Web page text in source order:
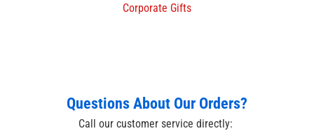
Corporate Gifts
Questions About Our Orders?
Call our customer service directly: